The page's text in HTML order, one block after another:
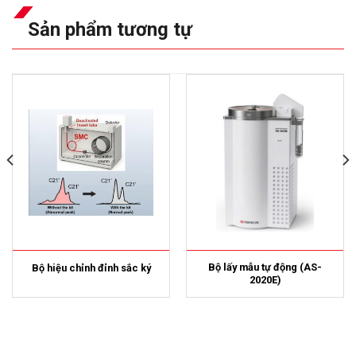
Sản phẩm tương tự
Bộ hiệu chỉnh đỉnh sắc ký
Bộ lấy mẫu tự động (AS-
2020E)